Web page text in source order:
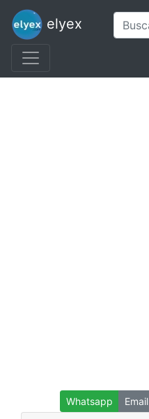
elyex
Whatsapp Email